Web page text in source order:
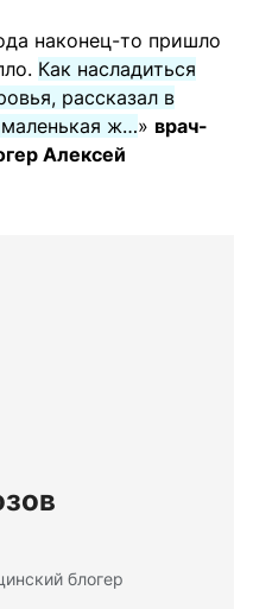
наконец-то пришло
Как насладиться
рассказал в
ж…» врач-
Алексей
блогер